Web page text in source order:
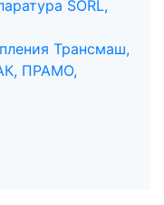
SORL,
Трансмаш,
ПРАМО,